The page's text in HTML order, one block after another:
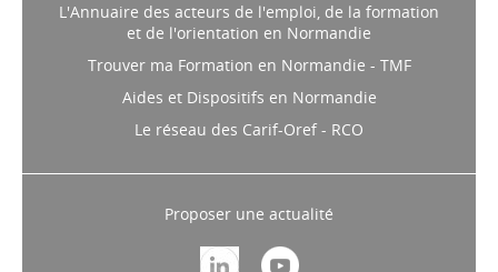
L'Annuaire des acteurs de l'emploi, de la formation
et de l'orientation en Normandie
Trouver ma Formation en Normandie - TMF
Aides et Dispositifs en Normandie
Le réseau des Carif-Oref - RCO
Proposer une actualité